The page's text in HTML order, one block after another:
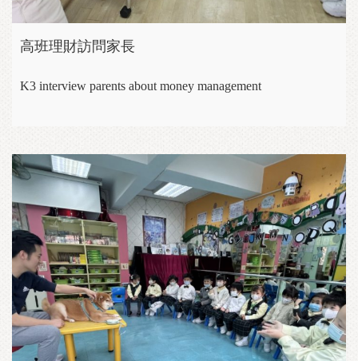
高班理財訪問家長
K3 interview parents about money management